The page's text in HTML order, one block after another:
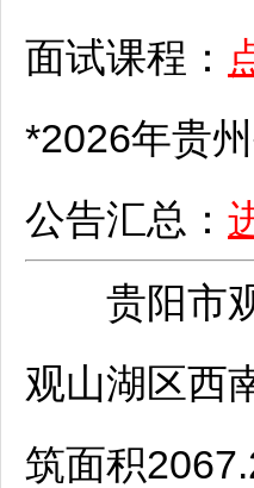
面试课程：
*2026年贵州
公告汇总：
贵阳市
观山湖区西
筑面积